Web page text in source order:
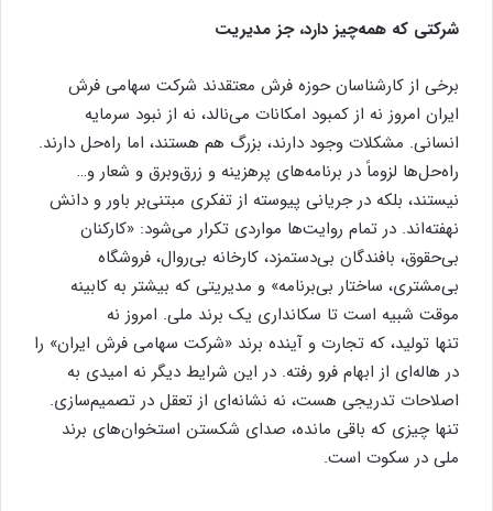
شرکتی که همه‌چیز دارد، جز مدیریت
برخی از کارشناسان حوزه فرش معتقدند شرکت سهامی فرش
ایران امروز نه از کمبود امکانات می‌نالد، نه از نبود سرمایه
انسانی. مشکلات وجود دارند، بزرگ هم هستند، اما راه‌حل دارند.
راه‌حل‌ها لزوماً در برنامه‌های پرهزینه و زرق‌وبرق و شعار و…
نیستند، بلکه در جریانی پیوسته از تفکری مبتنی‌بر باور و دانش
نهفته‌اند. در تمام روایت‌ها مواردی تکرار می‌شود: «کارکنان
بی‌حقوق، بافندگان بی‌دستمزد، کارخانه بی‌روال، فروشگاه
بی‌مشتری، ساختار بی‌برنامه» و مدیریتی که بیشتر به کابینه‌
موقت شبیه است تا سکانداری یک برند ملی. امروز نه
تنها تولید، که تجارت و آینده برند «شرکت سهامی فرش ایران» را
در هاله‌ای از ابهام فرو رفته. در این شرایط دیگر نه امیدی به
اصلاحات تدریجی هست، نه نشانه‌ای از تعقل در تصمیم‌سازی.
تنها چیزی که باقی مانده، صدای شکستن استخوان‌های برند
ملی در سکوت است.